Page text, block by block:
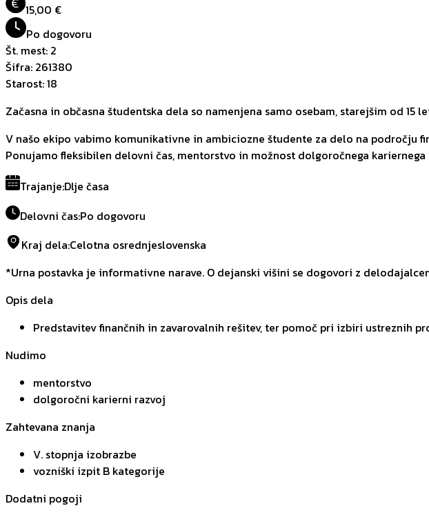
15,00 €
Po dogovoru
Št. mest: 2
Šifra: 261380
Starost:18
Začasna in občasna študentska dela so namenjena samo osebam, starejšim od 15
V našo ekipo vabimo komunikativne in ambiciozne študente za delo na področju
Ponujamo fleksibilen delovni čas, mentorstvo in možnost dolgoročnega kariernega
Trajanje:Dlje časa
Delovni čas:Po dogovoru
Kraj dela:Celotna osrednjeslovenska
*Urna postavka je informativne narave. O dejanski višini se dogovori z
Opis dela
Predstavitev finančnih in zavarovalnih rešitev, ter pomoč pri izbiri ustreznih
Nudimo
mentorstvo
dolgoročni karierni razvoj
Zahtevana znanja
V. stopnja izobrazbe
vozniški izpit B kategorije
Dodatni pogoji